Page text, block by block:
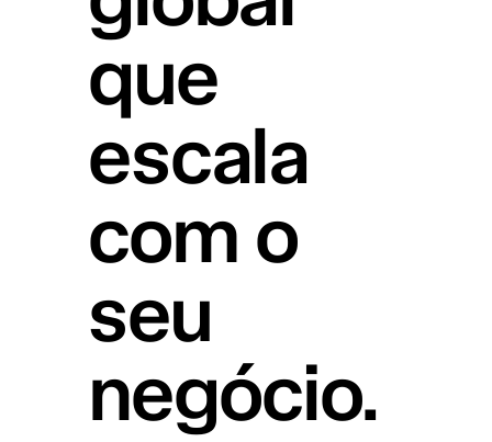
que
escala
com o
seu
negócio.